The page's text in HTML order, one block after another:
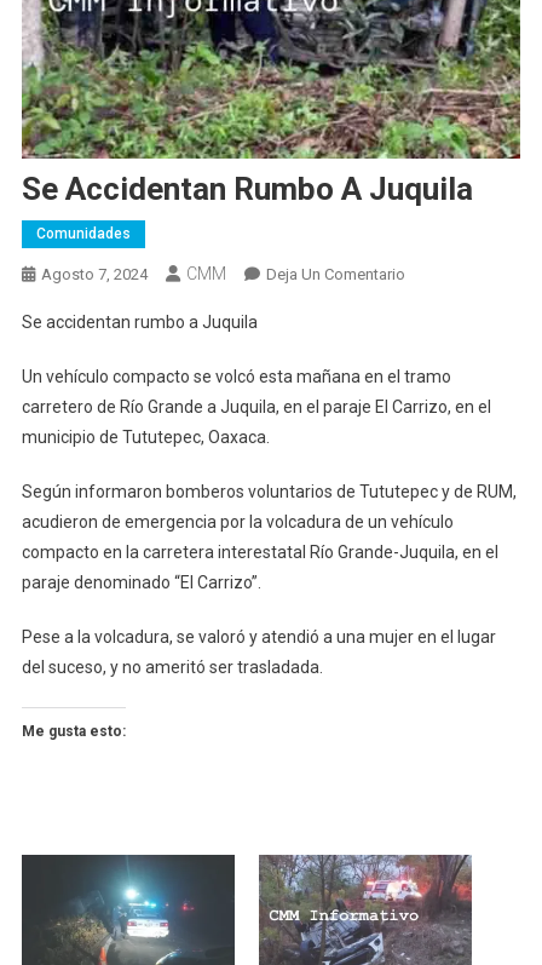
Se Accidentan Rumbo A Juquila
Comunidades
Agosto 7, 2024 CMM Deja Un ComentarioEn
A
Juquila
Se accidentan rumbo a Juquila
Un vehículo compacto se volcó esta mañana en el tramo
carretero de Río Grande a Juquila, en el paraje El Carrizo, en el
municipio de Tututepec, Oaxaca.
Según informaron bomberos voluntarios de Tututepec y de RUM,
acudieron de emergencia por la volcadura de un vehículo
compacto en la carretera interestatal Río Grande-Juquila, en el
paraje denominado “El Carrizo”.
Pese a la volcadura, se valoró y atendió a una mujer en el lugar
del suceso, y no ameritó ser trasladada.
Me gusta esto: